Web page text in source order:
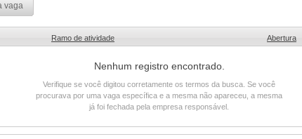
vaga
Ramo de atividade Abertura
Nenhum registro encontrado.
Verifique se você digitou corretamente os termos da busca. Se você
procurava por uma vaga específica e a mesma não apareceu, a mesma
já foi fechada pela empresa responsável.